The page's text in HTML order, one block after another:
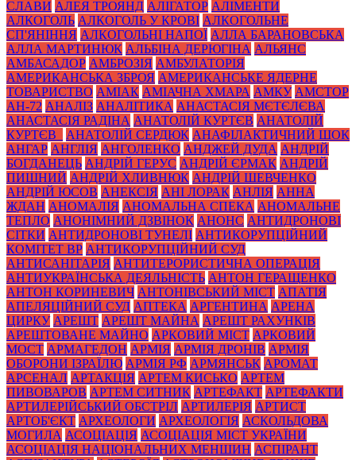
СЛАВИ АЛЕЯ ТРОЯНД АЛІГАТОР АЛІМЕНТИ
АЛКОГОЛЬ АЛКОГОЛЬ У КРОВІ АЛКОГОЛЬНЕ
СП'ЯНІННЯ АЛКОГОЛЬНІ НАПОЇ АЛЛА БАРАНОВСЬКА
АЛЛА МАРТИНЮК АЛЬБІНА ДЕРЮГІНА АЛЬЯНС
АМБАСАДОР АМБРОЗІЯ АМБУЛАТОРІЯ
АМЕРИКАНСЬКА ЗБРОЯ АМЕРИКАНСЬКЕ ЯДЕРНЕ
ТОВАРИСТВО АМІАК АМІАЧНА ХМАРА АМКУ АМСТОР
АН-72 АНАЛІЗ АНАЛІТИКА АНАСТАСІЯ МЄТЄЛЄВА
АНАСТАСІЯ РАДІНА АНАТОЛІЙ КУРТЄВ АНАТОЛІЙ
КУРТЄВ_
АНАТОЛІЙ СЕРДЮК АНАФІЛАКТИЧНИЙ ШОК
АНГАР АНГЛІЯ АНГОЛЕНКО АНДЖЕЙ ДУДА АНДРІЙ
БОГДАНЕЦЬ АНДРІЙ ГЕРУС АНДРІЙ ЄРМАК АНДРІЙ
ПИШНИЙ АНДРІЙ ХЛИВНЮК АНДРІЙ ШЕВЧЕНКО
АНДРІЙ ЮСОВ АНЕКСІЯ АНІ ЛОРАК АНЛІЯ АННА
ЖДАН АНОМАЛІЯ АНОМАЛЬНА СПЕКА АНОМАЛЬНЕ
ТЕПЛО АНОНІМНИЙ ДЗВІНОК АНОНС АНТИДРОНОВІ
СІТКИ АНТИДРОНОВІ ТУНЕЛІ АНТИКОРУПЦІЙНИЙ
КОМІТЕТ ВР АНТИКОРУПЦІЙНИЙ СУД
АНТИСАНІТАРІЯ АНТИТЕРОРИСТИЧНА ОПЕРАЦІЯ
АНТИУКРАЇНСЬКА ДЕЯЛЬНІСТЬ АНТОН ГЕРАЩЕНКО
АНТОН КОРИНЕВИЧ АНТОНІВСЬКИЙ МІСТ АПАТІЯ
АПЕЛЯЦІЙНИЙ СУД АПТЕКА АРГЕНТИНА АРЕНА
ЦИРКУ АРЕШТ АРЕШТ МАЙНА АРЕШТ РАХУНКІВ
АРЕШТОВАНЕ МАЙНО АРКОВИЙ МІСТ АРКОВИЙ
МОСТ АРМАГЕДОН АРМІЯ АРМІЯ ДРОНІВ АРМІЯ
ОБОРОНИ ІЗРАЇЛЮ АРМІЯ РФ АРМЯНСЬК АРОМАТ
АРСЕНАЛ АРТАКЦІЯ АРТЕМ КИСЬКО АРТЕМ
ПИВОВАРОВ АРТЕМ СИТНИК АРТЕФАКТ АРТЕФАКТИ
АРТИЛЕРІЙСЬКИЙ ОБСТРІЛ АРТИЛЕРІЯ АРТИСТ
АРТОБ'ЄКТ АРХЕОЛОГИ АРХЕОЛОГІЯ АСКОЛЬДОВА
МОГИЛА АСОЦІАЦІЯ АСОЦІАЦІЯ МІСТ УКРАЇНИ
АСОЦІАЦІЯ НАЦІОНАЛЬНИХ МЕНШИН АСПІРАНТ